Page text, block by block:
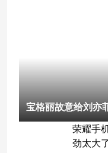
宝格丽故意给刘亦
荣耀手
劲太大